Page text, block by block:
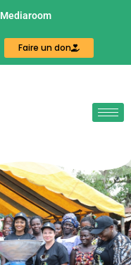
Mediaroom
Faire un don